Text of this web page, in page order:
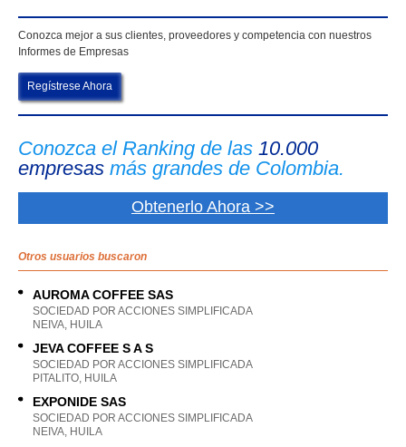
Conozca mejor a sus clientes, proveedores y competencia con nuestros
Informes de Empresas
Regístrese Ahora
Conozca el Ranking de las 10.000
empresas más grandes de Colombia.
Obtenerlo Ahora >>
Otros usuarios buscaron
AUROMA COFFEE SAS
SOCIEDAD POR ACCIONES SIMPLIFICADA
NEIVA, HUILA
JEVA COFFEE S A S
SOCIEDAD POR ACCIONES SIMPLIFICADA
PITALITO, HUILA
EXPONIDE SAS
SOCIEDAD POR ACCIONES SIMPLIFICADA
NEIVA, HUILA